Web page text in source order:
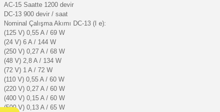
AC-15 Saatte 1200 devir
DC-13 900 devir / saat
Nominal Çalışma Akımı DC-13 (I e):
(125 V) 0,55 A / 69 W
(24 V) 6 A / 144 W
(250 V) 0,27 A / 68 W
(48 V) 2,8 A / 134 W
(72 V) 1 A / 72 W
(110 V) 0,55 A / 60 W
(220 V) 0,27 A / 60 W
(400 V) 0,15 A / 60 W
(500 V) 0,13 A / 65 W